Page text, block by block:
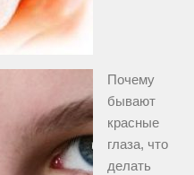
Почему
бывают
красные
глаза, что
делать